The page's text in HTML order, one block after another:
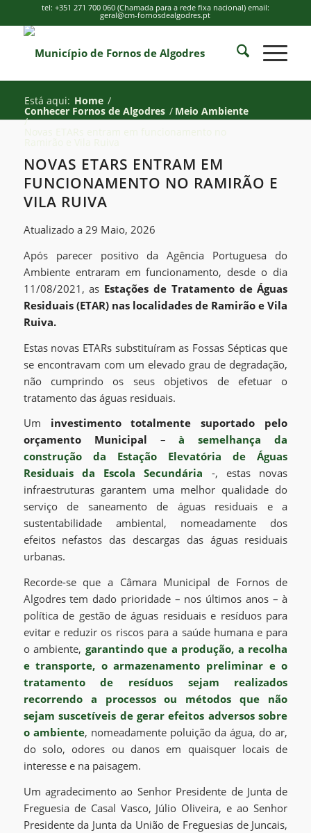
tel: +351 271 700 060 (Chamada para a rede fixa nacional) email:
geral@cm-fornosdealgodres.pt
Está aqui: Home /
Conhecer Fornos de Algodres / Meio Ambiente
/
Novas ETARs entram em funcionamento no
Ramirão e Vila Ruiva
NOVAS ETARS ENTRAM EM
FUNCIONAMENTO NO RAMIRÃO E
VILA RUIVA
Atualizado a 29 Maio, 2026
Após parecer positivo da Agência Portuguesa do
Ambiente entraram em funcionamento, desde o dia
11/08/2021, as Estações de Tratamento de Águas
Residuais (ETAR) nas localidades de Ramirão e Vila
Ruiva.
Estas novas ETARs substituíram as Fossas Sépticas que
se encontravam com um elevado grau de degradação,
não cumprindo os seus objetivos de efetuar o
tratamento das águas residuais.
Um investimento totalmente suportado pelo
orçamento Municipal –à semelhança da
construção da Estação Elevatória de Águas
Residuais da Escola Secundária -, estas novas
infraestruturas garantem uma melhor qualidade do
serviço de saneamento de águas residuais e a
sustentabilidade ambiental, nomeadamente dos
efeitos nefastos das descargas das águas residuais
urbanas.
Recorde-se que a Câmara Municipal de Fornos de
Algodres tem dado prioridade – nos últimos anos – à
política de gestão de águas residuais e resíduos para
evitar e reduzir os riscos para a saúde humana e para
o ambiente, garantindo que a produção, a recolha
e transporte, o armazenamento preliminar e o
tratamento de resíduos sejam realizados
recorrendo a processos ou métodos que não
sejam suscetíveis de gerar efeitos adversos sobre
o ambiente, nomeadamente poluição da água, do ar,
do solo, odores ou danos em quaisquer locais de
interesse e na paisagem.
Um agradecimento ao Senhor Presidente de Junta de
Freguesia de Casal Vasco, Júlio Oliveira, e ao Senhor
Presidente da Junta da União de Freguesias de Juncais,